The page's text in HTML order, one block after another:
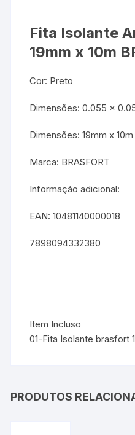
Fita Isolante
19mm x 10m
Cor: Preto
Dimensões:0.055 x
Dimensões:19mm x 10m
Marca: BRASFORT
Informação adicional:
EAN:10481140000018
7898094332380
Item Incluso
01-Fita Isolante brasfort
PRODUTOS